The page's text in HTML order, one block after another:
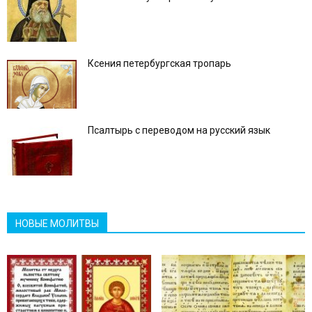
Ксения петербургская тропарь
Псалтырь с переводом на русский язык
НОВЫЕ МОЛИТВЫ